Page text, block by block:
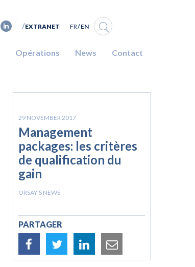
EXTRANET FR EN
Opérations News Contact
29 NOVEMBER 2017
Management
packages: les critères
de qualification du
gain
ORSAY'S NEWS
PARTAGER